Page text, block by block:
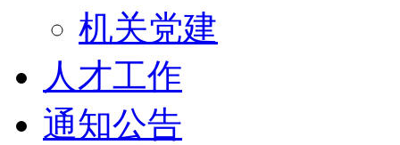
机关党建
人才工作
通知公告